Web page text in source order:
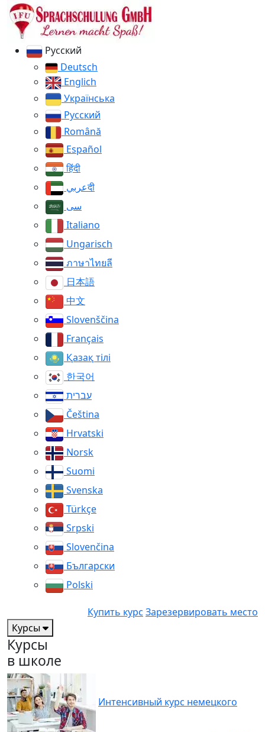
Русский
Deutsch
Englich
Українська
Русский
Română
Español
हिंदी
عربيदी
سی
Italiano
Ungarisch
ภาษาไทยลี
日本語
中文
Slovenščina
Français
Қазақ тілі
한국어
עברית
Čeština
Hrvatski
Norsk
Suomi
Svenska
Türkçe
Srpski
Slovenčina
Български
Polski
Купить курс Зарезервировать место
Курсы
Курсы
в школе
Интенсивный курс немецкого